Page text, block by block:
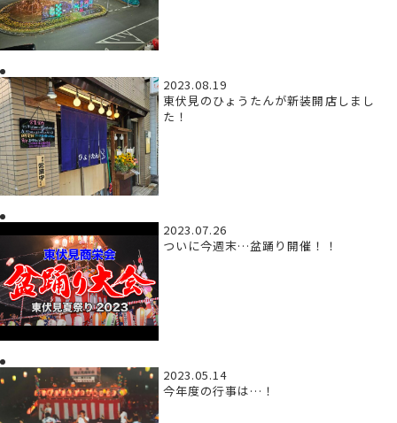
2023.08.19
東伏見のひょうたんが新装開店しまし
た！
2023.07.26
ついに今週末…盆踊り開催！！
2023.05.14
今年度の行事は…！